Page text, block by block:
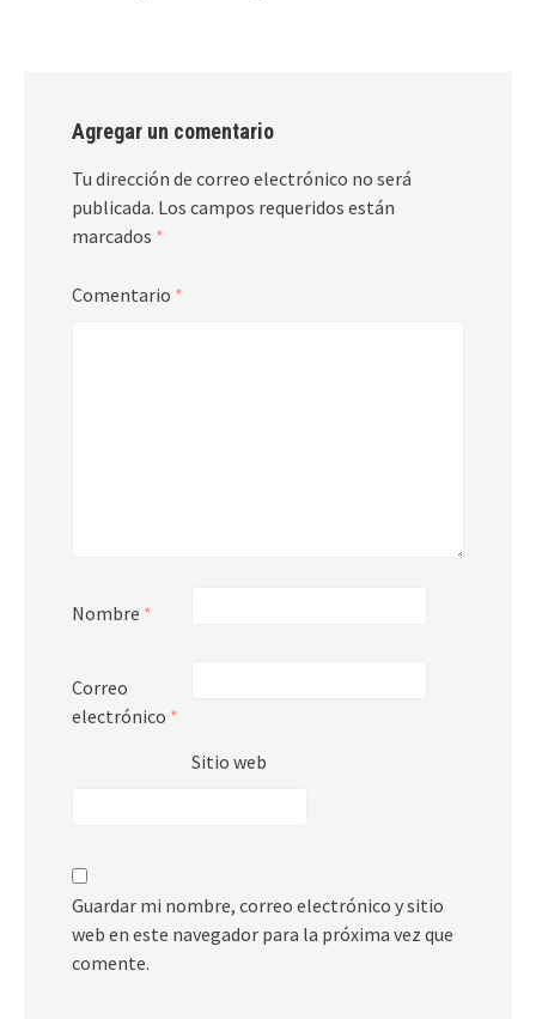
Agregar un comentario
Tu dirección de correo electrónico no será
publicada. Los campos requeridos están
marcados *
Comentario *
Nombre *
Correo
electrónico *
Sitio web
Guardar mi nombre, correo electrónico y sitio
web en este navegador para la próxima vez que
comente.